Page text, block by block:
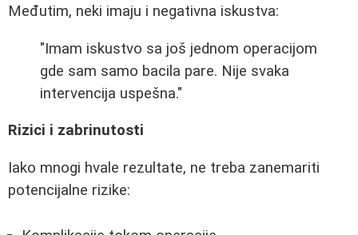
Međutim, neki imaju i negativna iskustva:
"Imam iskustvo sa još jednom operacijom
gde sam samo bacila pare. Nije svaka
intervencija uspešna."
Rizici i zabrinutosti
Iako mnogi hvale rezultate, ne treba zanemariti
potencijalne rizike: